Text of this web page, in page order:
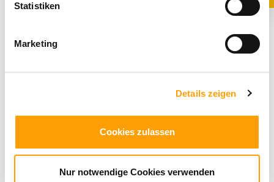
Statistiken
Marketing
Details zeigen
Cookies zulassen
Nur notwendige Cookies verwenden
Materialien
Bei RICOSTA machen
setzen konsequent
langlebige Materialien
unsere Fertigung
überwiegend in
nicht nur unsere